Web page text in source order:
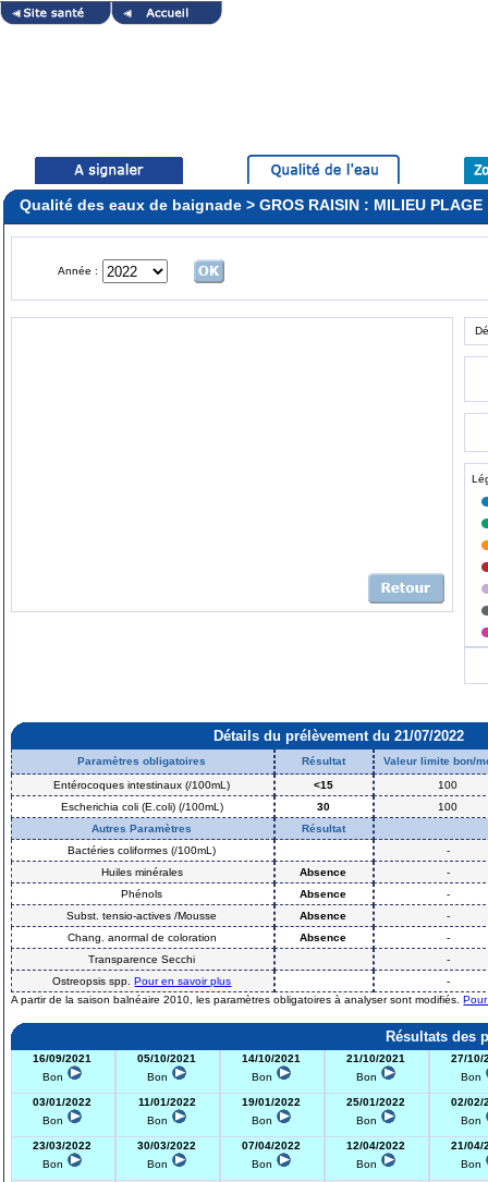
Qualité des eaux de baignade > GROS RAISIN : MILIEU PLAGE
Année :
Détails du prélèvement du 21/07/2022
Paramètres obligatoires Résultat
Valeur limite bon/
Entérocoques intestinaux (/100mL)
<15
100
Escherichia coli (E.coli) (/100mL)
30
100
Autres Paramètres
Résultat
Bactéries coliformes (/100mL)
-
Huiles minérales
Absence
-
Phénols
Absence
-
Subst. tensio-actives /Mousse
Absence
-
Chang. anormal de coloration
Absence
-
Transparence Secchi
-
Ostreopsis spp.Pour en savoir plus
-
A partir de la saison balnéaire 2010, les paramètres obligatoires à analyser sont modifiés.
Résultats des
16/09/2021
Bon
05/10/2021
Bon
14/10/2021
Bon
21/10/2021
Bon
27/10/
Bon
03/01/2022
Bon
11/01/2022
Bon
19/01/2022
Bon
25/01/2022
Bon
02/02/
Bon
23/03/2022
Bon
30/03/2022
Bon
07/04/2022
Bon
12/04/2022
Bon
21/04/
Bon